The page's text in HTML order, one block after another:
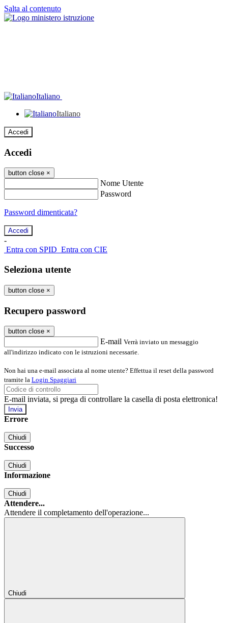
Salta al contenuto
Italiano
Italiano
Accedi
Accedi
button close ×
Nome Utente
Password
Password dimenticata?
-
Entra con SPID Entra con CIE
Seleziona utente
button close ×
Recupero password
button close ×
E-mail Verrà inviato un messaggio
all'indirizzo indicato con le istruzioni necessarie.
Non hai una e-mail associata al nome utente? Effettua il reset della password
tramite la Login Spaggiari
E-mail inviata, si prega di controllare la casella di posta elettronica!
Errore
Chiudi
Successo
Chiudi
Informazione
Chiudi
Attendere...
Attendere il completamento dell'operazione...
Chiudi